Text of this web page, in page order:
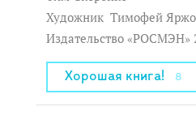
Художник Тимофей
Издательство «РОСМЭН»
Хорошая книга! 8